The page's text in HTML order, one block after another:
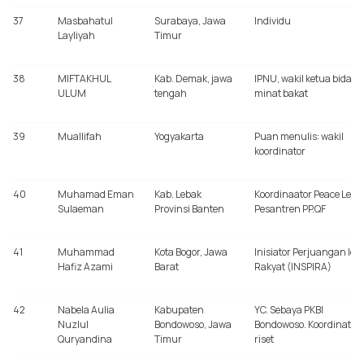
37
Masbahatul
Layliyah
Surabaya, Jawa
Timur
Individu
38
MIFTAKHUL
ULUM
Kab. Demak, jawa
tengah
IPNU, wakil ketua bidang
minat bakat
39 Muallifah Yogyakarta
Puan menulis: wakil
koordinator
40
Muhamad Eman
Sulaeman
Kab. Lebak
Provinsi Banten
Koordinaator Peace
Pesantren PP.QF
41
Muhammad
Hafiz Azami
Kota Bogor, Jawa
Barat
Inisiator Perjuangan Ide
Rakyat (INSPIRA)
42
Nabela Aulia
Nuzlul
Quryandina
Kabupaten
Bondowoso, Jawa
Timur
YC. Sebaya PKBI
Bondowoso. Koordinator
riset